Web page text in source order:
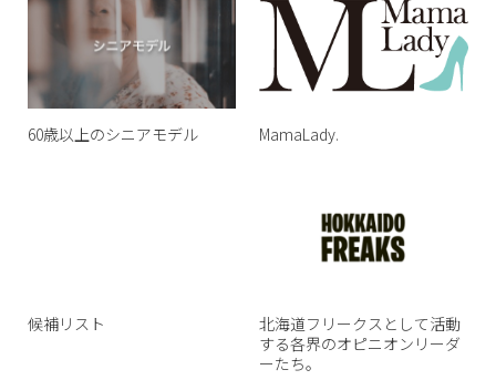
60歳以上のシニアモデル MamaLady.
候補リスト
北海道フリークスとして活動
する各界のオピニオンリーダ
ーたち。